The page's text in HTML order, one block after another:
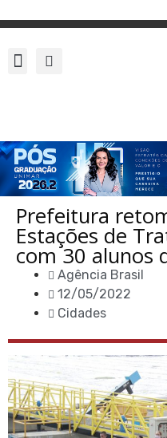
Prefeitura
Estações de
com 30 alunos
Agência Brasil
12/05/2022
Cidades